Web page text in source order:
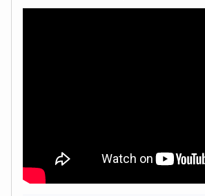
「だんだん苦手分野がなくなって